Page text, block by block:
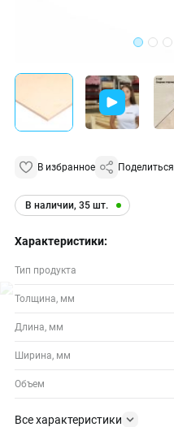
В избранное Поделиться
В наличии, 35 шт.
Характеристики:
Тип продукта
Толщина, мм
Длина, мм
Ширина, мм
Объем
Все характеристики